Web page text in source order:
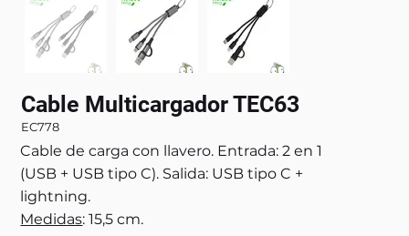
Cable Multicargador TEC63
EC778
Cable de carga con llavero. Entrada: 2 en 1
(USB + USB tipo C). Salida: USB tipo C +
lightning.
Medidas: 15,5 cm.